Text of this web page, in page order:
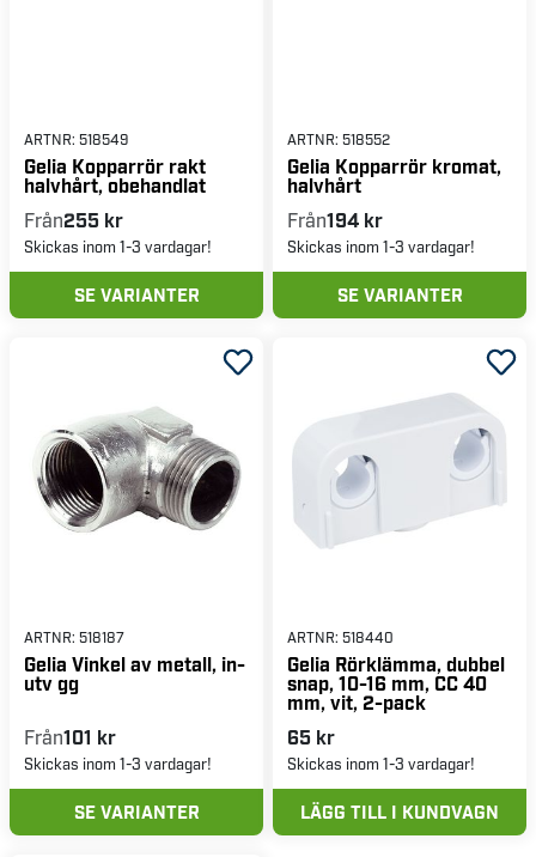
ARTNR: 518549
Gelia Kopparrör rakt
halvhårt, obehandlat
Från255 kr
Skickas inom 1-3 vardagar!
SE VARIANTER
ARTNR: 518552
Gelia Kopparrör kromat,
halvhårt
Från194 kr
Skickas inom 1-3 vardagar!
SE VARIANTER
ARTNR: 518187
Gelia Vinkel av metall, in-
utv gg
Från101 kr
Skickas inom 1-3 vardagar!
SE VARIANTER
ARTNR: 518440
Gelia Rörklämma, dubbel
snap, 10-16 mm, CC 40
mm, vit, 2-pack
65 kr
Skickas inom 1-3 vardagar!
LÄGG TILL I KUNDVAGN